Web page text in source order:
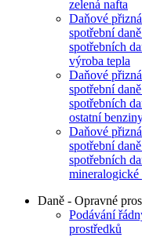
zelená nafta
Daňové
spotřební
spotřebních
výroba tepla
Daňové
spotřební
spotřebních
ostatní
Daňové
spotřební
spotřebních
mineralogické
Daně - Opravné
Podávání
prostředků